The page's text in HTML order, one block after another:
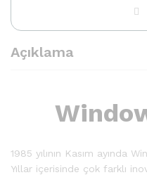
Açıklama
1985 yılının Kasım ayında
Yıllar içerisinde çok farklı